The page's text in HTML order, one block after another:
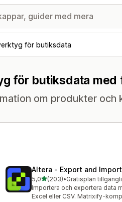
för butiksdata
för butiksdata
om produkter och
Altera ‑ Export and Import
5,0av 5 stjärnor
(203)
203 recensioner totalt
•Gratisplan
Importera och exportera data
Excel eller CSV. Matrixify-